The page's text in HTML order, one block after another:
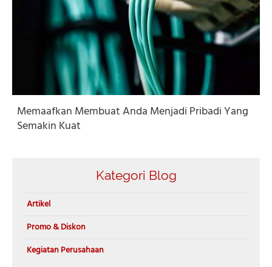
Memaafkan Membuat Anda Menjadi Pribadi Yang
Semakin Kuat
Kategori Blog
Artikel
Promo & Diskon
Kegiatan Perusahaan